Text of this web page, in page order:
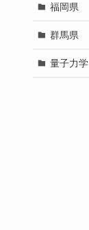
福岡県
群馬県
量子力学